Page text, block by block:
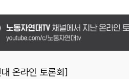
온라인 토론회]